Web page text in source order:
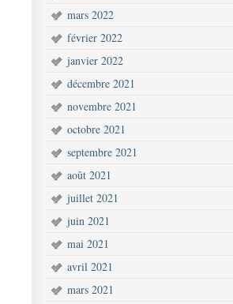
mars 2022
février 2022
janvier 2022
décembre 2021
novembre 2021
octobre 2021
septembre 2021
août 2021
juillet 2021
juin 2021
mai 2021
avril 2021
mars 2021